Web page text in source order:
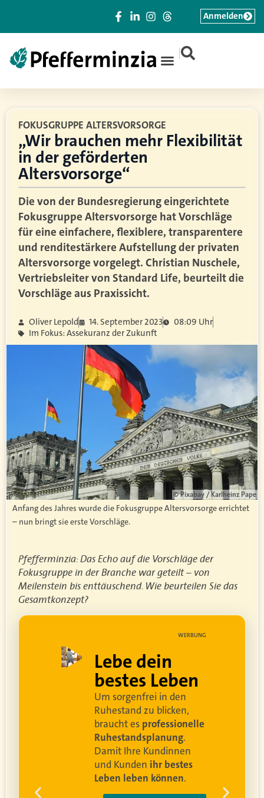
|
Anmelden
FOKUSGRUPPE ALTERSVORSORGE
„Wir brauchen mehr Flexibilität
in der geförderten
Altersvorsorge“
Die von der Bundesregierung eingerichtete
Fokusgruppe Altersvorsorge hat Vorschläge
für eine einfachere, flexiblere, transparentere
und renditestärkere Aufstellung der privaten
Altersvorsorge vorgelegt. Christian Nuschele,
Vertriebsleiter von Standard Life, beurteilt die
Vorschläge aus Praxissicht.
Oliver Lepold 14. September 2023
08:09 Uhr
Im Fokus: Assekuranz der Zukunft
© Pixabay / Karlheinz Pape
Anfang des Jahres wurde die Fokusgruppe Altersvorsorge errichtet
– nun bringt sie erste Vorschläge.
Pfefferminzia: Das Echo auf die Vorschläge der
Fokusgruppe in der Branche war geteilt – von
Meilenstein bis enttäuschend. Wie beurteilen Sie das
Gesamtkonzept?
WERBUNG
Lebe dein
bestes Leben
Um sorgenfrei in den
Ruhestand zu blicken,
braucht es professionelle
Ruhestandsplanung.
Damit Ihre Kundinnen
und Kunden ihr bestes
Leben leben können.